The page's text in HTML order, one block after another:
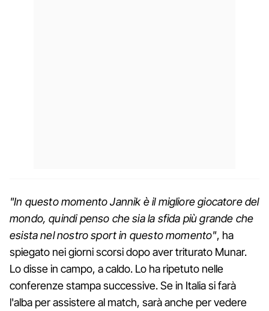
"In questo momento Jannik è il migliore giocatore del
mondo, quindi penso che sia la sfida più grande che
esista nel nostro sport in questo momento", ha
spiegato nei giorni scorsi dopo aver triturato Munar.
Lo disse in campo, a caldo. Lo ha ripetuto nelle
conferenze stampa successive. Se in Italia si farà
l'alba per assistere al match, sarà anche per vedere